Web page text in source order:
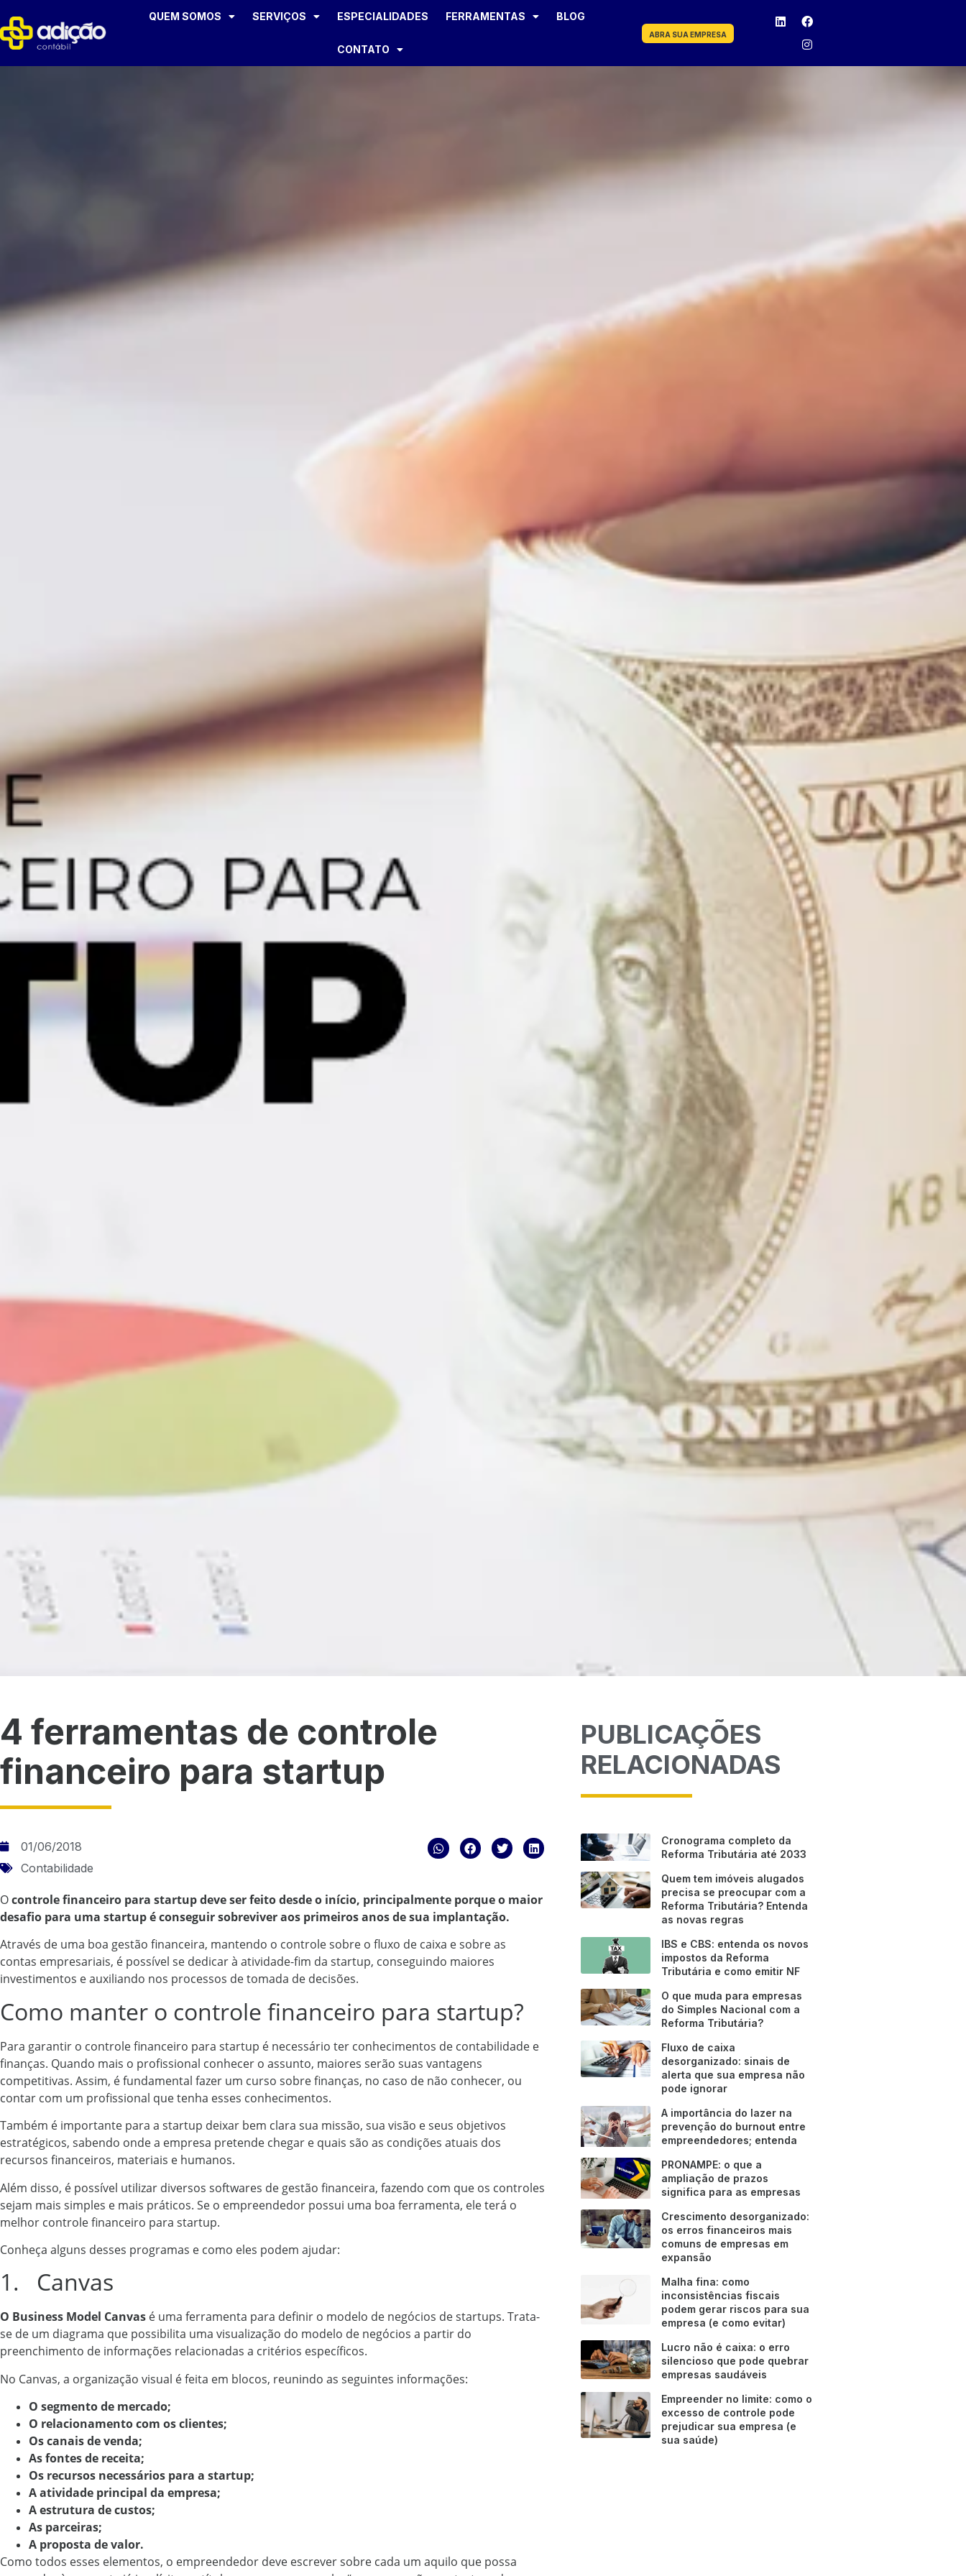
QUEM SOMOS SERVIÇOS ESPECIALIDADES FERRAMENTAS BLOG
CONTATO
ABRA SUA EMPRESA
4 ferramentas de controle
financeiro para startup
01/06/2018
Contabilidade
Ocontrole financeiro para startup deve ser feito desde o início, principalmente porque o maior
desafio para uma startup é conseguir sobreviver aos primeiros anos de sua implantação.
Através de uma boa gestão financeira, mantendo o controle sobre o fluxo de caixa e sobre as
contas empresariais, é possível se dedicar à atividade-fim da startup, conseguindo maiores
investimentos e auxiliando nos processos de tomada de decisões.
Como manter o controle financeiro para startup?
Para garantir o controle financeiro para startup é necessário ter conhecimentos de contabilidade e
finanças. Quando mais o profissional conhecer o assunto, maiores serão suas vantagens
competitivas. Assim, é fundamental fazer um curso sobre finanças, no caso de não conhecer, ou
contar com um profissional que tenha esses conhecimentos.
Também é importante para a startup deixar bem clara sua missão, sua visão e seus objetivos
estratégicos, sabendo onde a empresa pretende chegar e quais são as condições atuais dos
recursos financeiros, materiais e humanos.
Além disso, é possível utilizar diversos softwares de gestão financeira, fazendo com que os controles
sejam mais simples e mais práticos. Se o empreendedor possui uma boa ferramenta, ele terá o
melhor controle financeiro para startup.
Conheça alguns desses programas e como eles podem ajudar:
1. Canvas
O Business Model Canvas é uma ferramenta para definir o modelo de negócios de startups. Trata-
se de um diagrama que possibilita uma visualização do modelo de negócios a partir do
preenchimento de informações relacionadas a critérios específicos.
No Canvas, a organização visual é feita em blocos, reunindo as seguintes informações:
O segmento de mercado;
O relacionamento com os clientes;
Os canais de venda;
As fontes de receita;
Os recursos necessários para a startup;
A atividade principal da empresa;
A estrutura de custos;
As parceiras;
A proposta de valor.
Como todos esses elementos, o empreendedor deve escrever sobre cada um aquilo que possa
PUBLICAÇÕES
RELACIONADAS
Cronograma completo da
Reforma Tributária até 2033
Quem tem imóveis alugados
precisa se preocupar com a
Reforma Tributária? Entenda
as novas regras
IBS e CBS: entenda os novos
impostos da Reforma
Tributária e como emitir NF
O que muda para empresas
do Simples Nacional com a
Reforma Tributária?
Fluxo de caixa
desorganizado: sinais de
alerta que sua empresa não
pode ignorar
A importância do lazer na
prevenção do burnout entre
empreendedores; entenda
PRONAMPE: o que a
ampliação de prazos
significa para as empresas
Crescimento desorganizado:
os erros financeiros mais
comuns de empresas em
expansão
Malha fina: como
inconsistências fiscais
podem gerar riscos para sua
empresa (e como evitar)
Lucro não é caixa: o erro
silencioso que pode quebrar
empresas saudáveis
Empreender no limite: como o
excesso de controle pode
prejudicar sua empresa (e
sua saúde)